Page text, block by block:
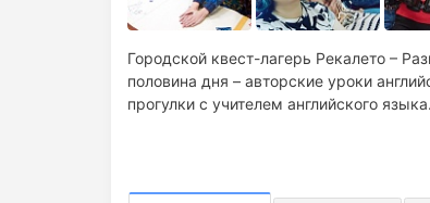
Городской квест-лагерь Рекалето –
половина дня – авторские уроки
прогулки с учителем английского